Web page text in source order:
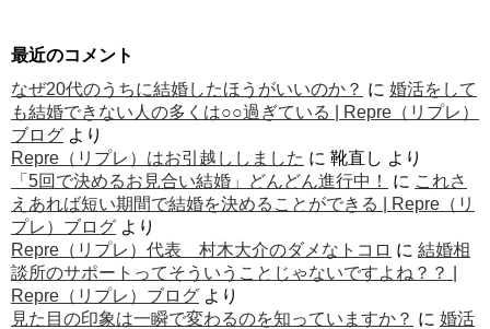
最近のコメント
なぜ20代のうちに結婚したほうがいいのか？ に 婚活をして
も結婚できない人の多くは○○過ぎている | Repre（リプレ）
ブログ より
Repre（リプレ）はお引越ししました に 靴直し より
「5回で決めるお見合い結婚」どんどん進行中！
に これさ
えあれば短い期間で結婚を決めることができる | Repre（リ
プレ）ブログ より
Repre（リプレ）代表 村木大介のダメなトコロ に 結婚相
談所のサポートってそういうことじゃないですよね？？ |
Repre（リプレ）ブログ より
見た目の印象は一瞬で変わるのを知っていますか？ に 婚活